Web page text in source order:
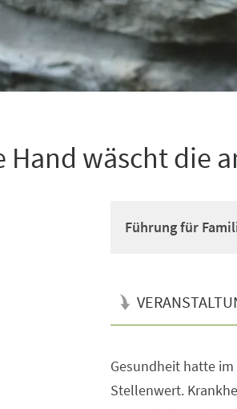
Hand wäscht die
Führung für
Gesundheit hatte
Stellenwert.